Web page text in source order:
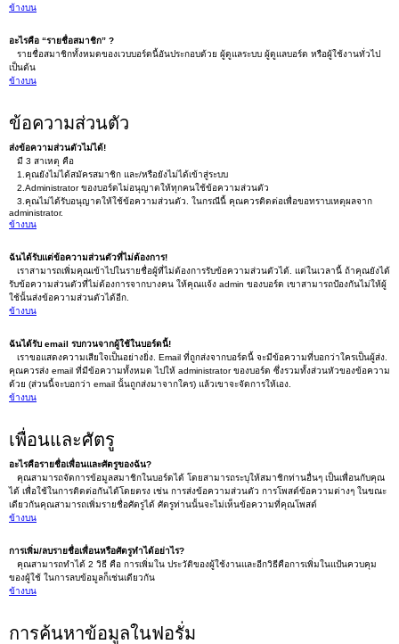
ข้างบน
อะไรคือ “รายชื่อสมาชิก” ?
รายชื่อสมาชิกทั้งหมดของเวบบอร์ดนี้อันประกอบด้วย ผู้ดูแลระบบ ผู้ดูแลบอร์ด หรือผู้ใช้งานทั่วไป
เป็นต้น
ข้างบน
ข้อความส่วนตัว
ส่งข้อความส่วนตัวไม่ได้!
มี 3 สาเหตุ คือ
1.คุณยังไม่ได้สมัครสมาชิก และ/หรือยังไม่ได้เข้าสู่ระบบ
2.Administrator ของบอร์ดไม่อนุญาตให้ทุกคนใช้ข้อความส่วนตัว
3.คุณไม่ได้รับอนุญาตให้ใช้ข้อความส่วนตัว. ในกรณีนี้ คุณควรติดต่อเพื่อขอทราบเหตุผลจาก
administrator.
ข้างบน
ฉันได้รับแต่ข้อความส่วนตัวที่ไม่ต้องการ!
เราสามารถเพิ่มคุณเข้าไปในรายชื่อผู้ที่ไม่ต้องการรับข้อความส่วนตัวได้. แต่ในเวลานี้ ถ้าคุณยังได้
รับข้อความส่วนตัวที่ไม่ต้องการจากบางคน ให้คุณแจ้ง admin ของบอร์ด เขาสามารถป้องกันไม่ให้ผู้
ใช้นั้นส่งข้อความส่วนตัวได้อีก.
ข้างบน
ฉันได้รับ email รบกวนจากผู้ใช้ในบอร์ดนี้!
เราขอแสดงความเสียใจเป็นอย่างยิ่ง. Email ที่ถูกส่งจากบอร์ดนี้ จะมีข้อความที่บอกว่าใครเป็นผู้ส่ง.
คุณควรส่ง email ที่มีข้อความทั้งหมด ไปให้ administrator ของบอร์ด ซึ่งรวมทั้งส่วนหัวของข้อความ
ด้วย (ส่วนนี้จะบอกว่า email นั้นถูกส่งมาจากใคร) แล้วเขาจะจัดการให้เอง.
ข้างบน
เพื่อนและศัตรู
อะไรคือรายชื่อเพื่อนและศัตรูของฉัน?
คุณสามารถจัดการข้อมูลสมาชิกในบอร์ดได้ โดยสามารถระบุให้สมาชิกท่านอื่นๆ เป็นเพื่อนกับคุณ
ได้ เพื่อใช้ในการติดต่อกันได้โดยตรง เช่น การส่งข้อความส่วนตัว การโพสต์ข้อความต่างๆ ในขณะ
เดียวกันคุณสามารถเพิ่มรายชื่อศัตรูได้ ศัตรูท่านนั้นจะไม่เห็นข้อความที่คุณโพสต์
ข้างบน
การเพิ่ม/ลบรายชื่อเพื่อนหรือศัตรูทำได้อย่าไร?
คุณสามารถทำได้ 2 วิธี คือ การเพิ่มใน ประวัติของผู้ใช้งานและอีกวิธีคือการเพิ่มในแป้นควบคุม
ของผู้ใช้ ในการลบข้อมูลก็เช่นเดียวกัน
ข้างบน
การค้นหาข้อมูลในฟอรั่ม